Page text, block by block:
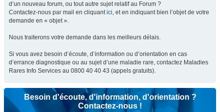
d’un nouveau forum, ou tout autre sujet relatif au Forum ?
Contactez-nous par mail en cliquantici, et en indiquant bien l’objet de votre
demande en « objet ».
Nous traiterons votre demande dans les meilleurs délais.
Si vous avez besoin d’écoute, d’information ou d’orientation en cas
d’errance diagnostique ou au sujet d’une maladie rare, contactez Maladies
Rares Info Services au 0800 40 40 43 (appels gratuits).
Besoin d'écoute, d'information, d'orientation ?
Contactez-nous !